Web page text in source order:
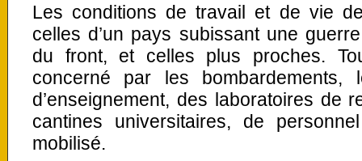
Les conditions de travail et de vie
celles d’un pays subissant une
du front, et celles plus proches.
concerné par les bombardements,
d’enseignement, des laboratoires de
cantines universitaires, de
mobilisé.